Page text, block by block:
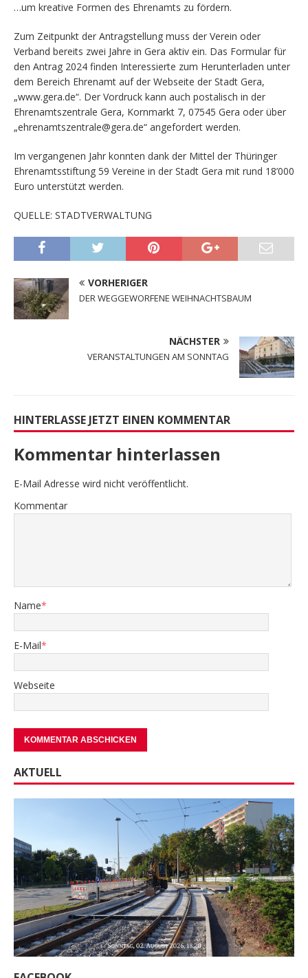
…um kreative Formen des Ehrenamts zu fördern.
Zum Zeitpunkt der Antragstellung muss der Verein oder
Verband bereits zwei Jahre in Gera aktiv ein. Das Formular für
den Antrag 2024 finden Interessierte zum Herunterladen unter
dem Bereich Ehrenamt auf der Webseite der Stadt Gera,
„www.gera.de“. Der Vordruck kann auch postalisch in der
Ehrenamtszentrale Gera, Kornmarkt 7, 07545 Gera oder über
„ehrenamtszentrale@gera.de“ angefordert werden.
Im vergangenen Jahr konnten dank der Mittel der Thüringer
Ehrenamtsstiftung 59 Vereine in der Stadt Gera mit rund 18’000
Euro unterstützt werden.
QUELLE: STADTVERWALTUNG
VORHERIGER
DER WEGGEWORFENE WEIHNACHTSBAUM
NÄCHSTER
VERANSTALTUNGEN AM SONNTAG
HINTERLASSE JETZT EINEN KOMMENTAR
Kommentar hinterlassen
E-Mail Adresse wird nicht veröffentlicht.
Kommentar
Name*
E-Mail*
Webseite
AKTUELL